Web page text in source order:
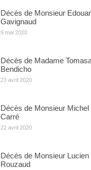
Décès de Monsieur
Gavignaud
9 mai 2020
Décès de Madame
Bendicho
23 avril 2020
Décès de Monsieur Michel
Carré
22 avril 2020
Décès de Monsieur Lucien
Rouzaud